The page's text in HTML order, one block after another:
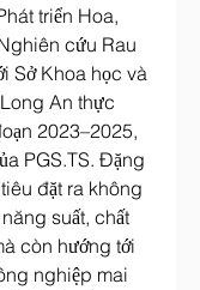
triển Hoa,
cứu Rau
Sở Khoa học và
An thực
2023–2025,
PGS.TS. Đặng
đặt ra không
suất, chất
còn hướng tới
nghiệp mai